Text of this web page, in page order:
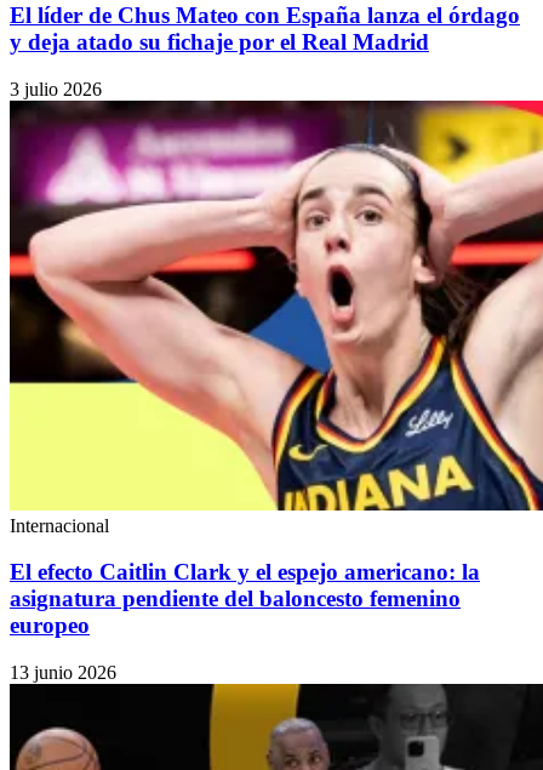
El líder de Chus Mateo con España lanza el órdago
y deja atado su fichaje por el Real Madrid
3 julio 2026
Internacional
El efecto Caitlin Clark y el espejo americano: la
asignatura pendiente del baloncesto femenino
europeo
13 junio 2026